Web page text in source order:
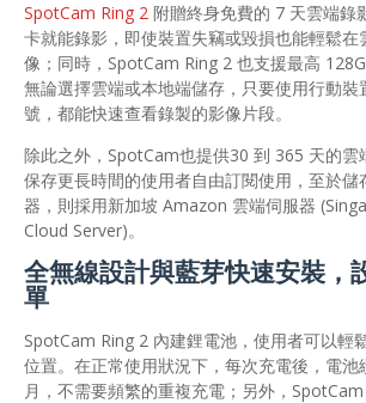
SpotCam Ring 2 附贈終身免費的 7 天雲端錄
卡就能錄影，即使裝置失竊或毀損也能輕鬆在
像；同時，SpotCam Ring 2 也支援最高
無論選擇雲端或本地端儲存，只要使用行動
號，都能快速查看錄製的影像片段。
除此之外，SpotCam也提供30 到 365 天的雲
保存更長時間的使用者自由訂閱使用，至於儲
器，則採用新加坡 Amazon 雲端伺服器
Cloud Server)。
全無線設計與藍芽快速安裝，
單
SpotCam Ring 2 內建鋰電池，使用者可以輕
位置。在正常使用狀況下，每次充電後，電池
月，不需要頻繁的重複充電；另外，